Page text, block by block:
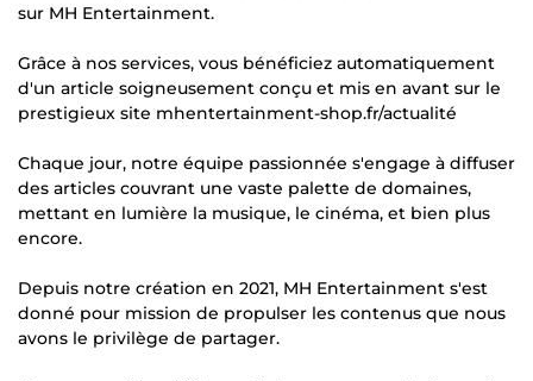
sur MH Entertainment.
Grâce à nos services, vous bénéficiez automatiquement
d'un article soigneusement conçu et mis en avant sur le
prestigieux site mhentertainment-shop.fr/actualité
Chaque jour, notre équipe passionnée s'engage à diffuser
des articles couvrant une vaste palette de domaines,
mettant en lumière la musique, le cinéma, et bien plus
encore.
Depuis notre création en 2021, MH Entertainment s'est
donné pour mission de propulser les contenus que nous
avons le privilège de partager.